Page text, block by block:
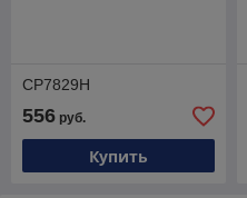
CP7829H
556 руб.
Купить